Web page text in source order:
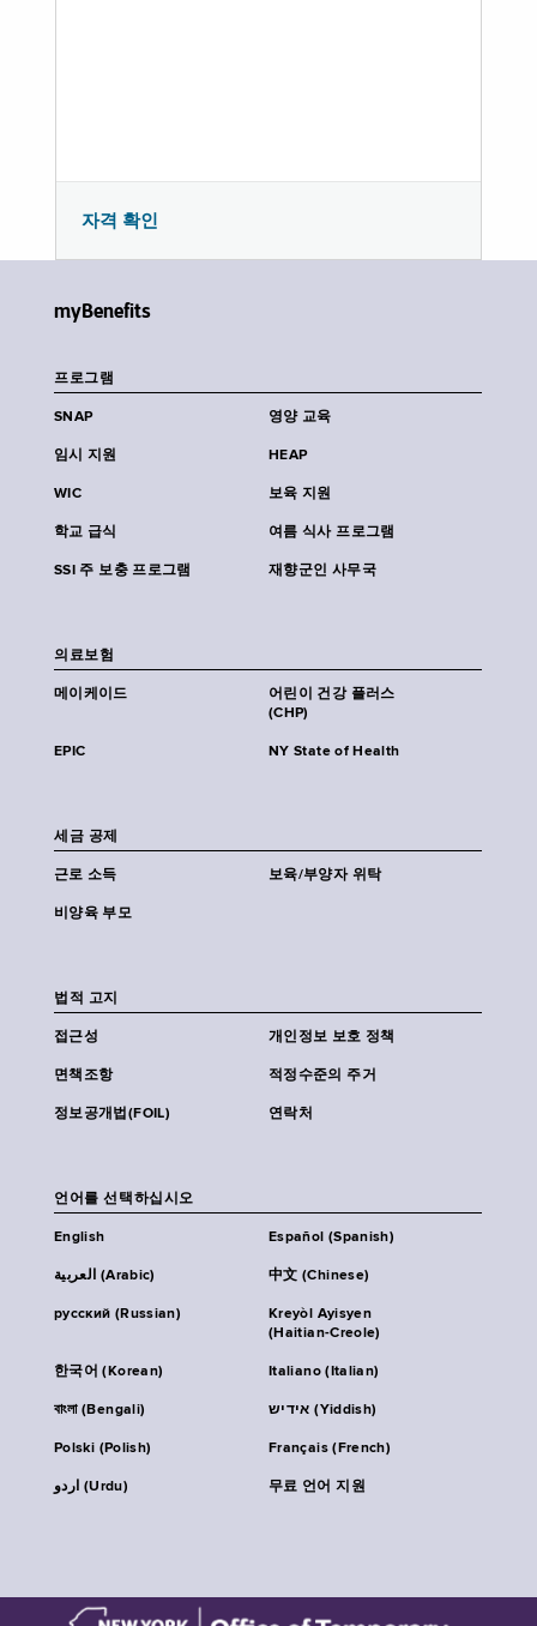
자격 확인
myBenefits
프로그램
SNAP 영양 교육
임시 지원 HEAP
WIC 보육 지원
학교 급식 여름 식사 프로그램
SSI 주 보충 프로그램 재향군인 사무국
의료보험
메이케이드
어린이 건강 플러스
(CHP)
EPIC NY State of Health
세금 공제
근로 소득 보육/부양자 위탁
비양육 부모
법적 고지
접근성 개인정보 보호 정책
면책조항 적정수준의 주거
정보공개법(FOIL) 연락처
언어를 선택하십시오
English Español (Spanish)
العربية (Arabic) 中文 (Chinese)
русский (Russian)
Kreyòl Ayisyen
(Haitian-Creole)
한국어 (Korean) Italiano (Italian)
বাংলা (Bengali) אידיש (Yiddish)
Polski (Polish) Français (French)
اردو (Urdu) 무료 언어 지원